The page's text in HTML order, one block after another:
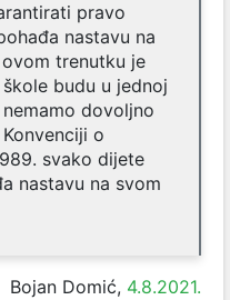
pravo
nastavu na
trenutku je
budu u jednoj
dovoljno
o
svako dijete
nastavu na svom
Bojan Domić, 4.8.2021.